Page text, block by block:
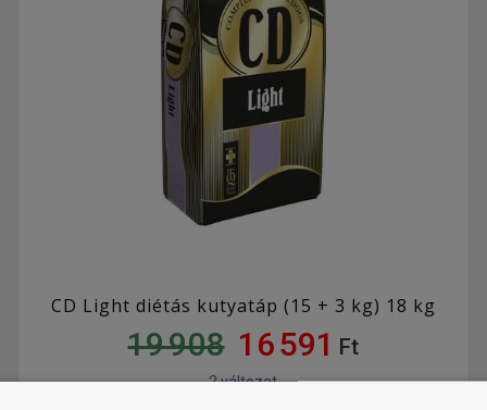
CD Light diétás kutyatáp (15 + 3 kg) 18 kg
19 908 16 591 Ft
2 változat